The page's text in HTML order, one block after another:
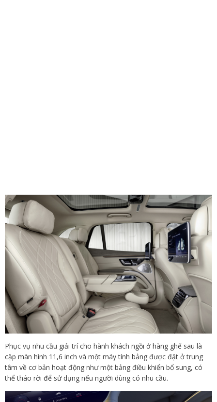
Phục vụ nhu cầu giải trí cho hành khách ngồi ở hàng ghế sau là
cặp màn hình 11,6 inch và một máy tính bảng được đặt ở trung
tâm về cơ bản hoạt động như một bảng điều khiển bổ sung, có
thể tháo rời để sử dụng nếu người dùng có nhu cầu.